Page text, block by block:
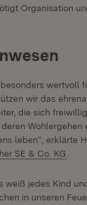
Organisation
wertvoll
wir das
die sich
Wohlergehen
leben“, erklärte
SE & Co. KG
in neuem Fenster)
weiß jedes Kind
in unseren